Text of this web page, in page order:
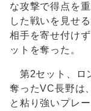
な攻撃で得点を
した戦いを見せ
相手を寄せ付け
ットを奪った。
第2セット、ロ
奪ったVC長野は
と粘り強いプレ